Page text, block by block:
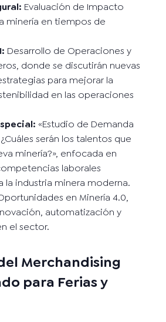
Evaluación de Impacto
minería en tiempos de
Desarrollo de Operaciones y
donde se discutirán nuevas
para mejorar la
en las operaciones
«Estudio de Demanda
serán los talentos que
minería?», enfocada en
laborales
la industria minera moderna.
en Minería 4.0,
automatización y
el sector.
Merchandising
para Ferias y